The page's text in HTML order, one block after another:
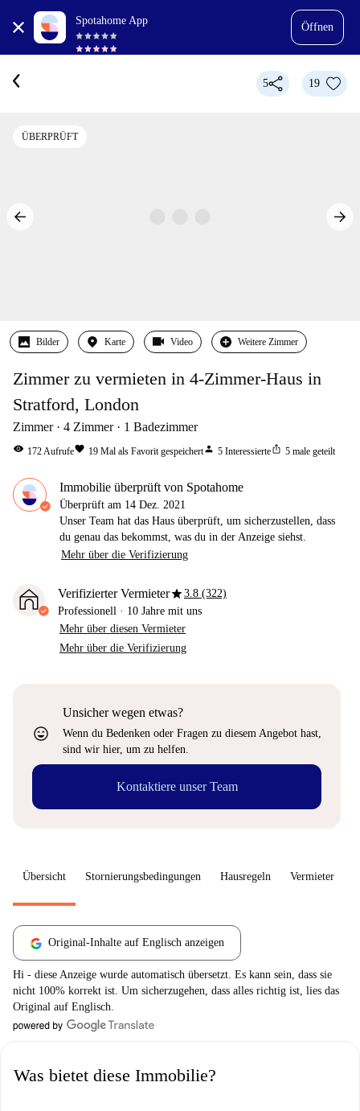
Spotahome App
Öffnen
5 19
ÜBERPRÜFT
Bilder Karte Video Weitere Zimmer
Zimmer zu vermieten in 4-Zimmer-Haus in
Stratford, London
Zimmer 4 Zimmer 1 Badezimmer
visibility 172Aufrufefavorite 19 Mal als Favorit gespeichertperson 5 Interessierteios_share 5 male geteilt
Immobilie überprüft von Spotahome
Überprüft am 14 Dez. 2021
Unser Team hat das Haus überprüft, um sicherzustellen, dass
du genau das bekommst, was du in der Anzeige siehst.
Mehr über die Verifizierung
Verifizierter Vermieterstar3.8 (322)
Professionell · 10 Jahre mit uns
Mehr über diesen Vermieter
Mehr über die Verifizierung
sentiment_very_satisfied
Unsicher wegen etwas?
Wenn du Bedenken oder Fragen zu diesem Angebot hast,
sind wir hier, um zu helfen.
Kontaktiere unser Team
Übersicht Stornierungsbedingungen Hausregeln Vermieter
Original-Inhalte auf Englisch anzeigen
Hi - diese Anzeige wurde automatisch übersetzt. Es kann sein, dass sie
nicht 100% korrekt ist. Um sicherzugehen, dass alles richtig ist, lies das
Original auf Englisch.
Was bietet diese Immobilie?